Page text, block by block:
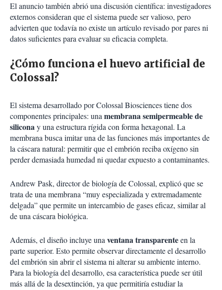
El anuncio también abrió una discusión científica: investigadores
externos consideran que el sistema puede ser valioso, pero
advierten que todavía no existe un artículo revisado por pares ni
datos suficientes para evaluar su eficacia completa.
¿Cómo funciona el huevo artificial de
Colossal?
El sistema desarrollado por Colossal Biosciences tiene dos
componentes principales: unamembrana semipermeable de
siliconay una estructura rígida con forma hexagonal. La
membrana busca imitar una de las funciones más importantes de
la cáscara natural: permitir que el embrión reciba oxígeno sin
perder demasiada humedad ni quedar expuesto a contaminantes.
Andrew Pask, director de biología de Colossal, explicó que se
trata de una membrana “muy especializada y extremadamente
delgada” que permite un intercambio de gases eficaz, similar al
de una cáscara biológica.
Además, el diseño incluye unaventana transparenteen la
parte superior. Esto permite observar directamente el desarrollo
del embrión sin abrir el sistema ni alterar su ambiente interno.
Para la biología del desarrollo, esa característica puede ser útil
más allá de la desextinción, ya que permitiría estudiar la